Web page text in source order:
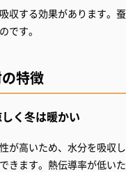
収する効果があります。
です。
特徴
く冬は暖かい
が高いため、水分を吸収
きます。熱伝導率が低い